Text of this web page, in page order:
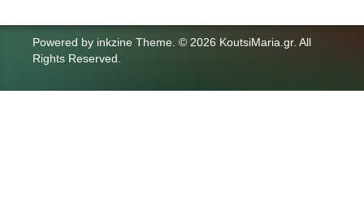
Powered by inkzine Theme © 2026 KoutsiMaria.gr. All
Rights Reserved.